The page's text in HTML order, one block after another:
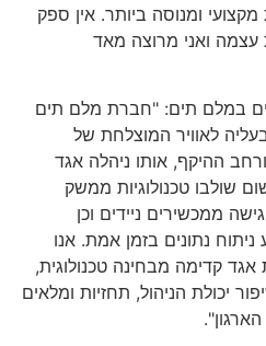
ומנוסה ביותר. אין ספק
עצמה ואני מרוצה מאד
במלם תים: "חברת מלם תים
לאוויר המוצלחת של
ההיקף, אותו ניהלה אגד
שולבו טכנולוגיות ממשק
ממכשירים ניידים וכן
נתונים בזמן אמת. אנו
קדימה מבחינה טכנולוגית,
יכולת הניהול, תחזיות ומלאים